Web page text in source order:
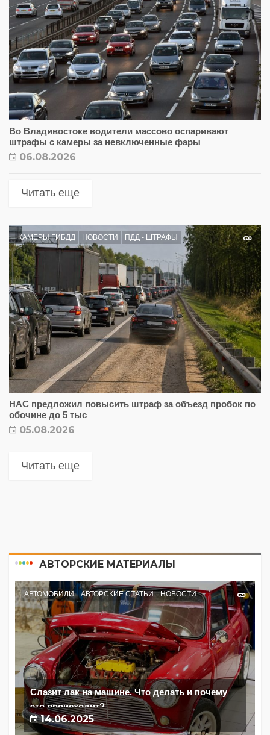
Во Владивостоке водители массово оспаривают
штрафы с камеры за невключенные фары
06.08.2026
Читать еще
КАМЕРЫ ГИБДД НОВОСТИ ПДД - ШТРАФЫ
НАС предложил повысить штраф за объезд пробок по
обочине до 5 тыс
05.08.2026
Читать еще
АВТОРСКИЕ МАТЕРИАЛЫ
АВТОМОБИЛИ АВТОРСКИЕ СТАТЬИ НОВОСТИ
Слазит лак на машине. Что делать и почему
это происходит?
14.06.2025